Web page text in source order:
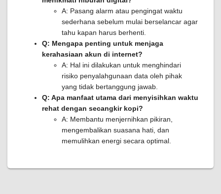
A: Pasang alarm atau pengingat waktu
sederhana sebelum mulai berselancar agar
tahu kapan harus berhenti.
Q: Mengapa penting untuk menjaga
kerahasiaan akun di internet?
A: Hal ini dilakukan untuk menghindari
risiko penyalahgunaan data oleh pihak
yang tidak bertanggung jawab.
Q: Apa manfaat utama dari menyisihkan waktu
rehat dengan secangkir kopi?
A: Membantu menjernihkan pikiran,
mengembalikan suasana hati, dan
memulihkan energi secara optimal.